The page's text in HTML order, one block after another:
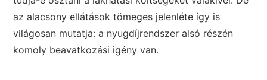
az alacsony ellátások tömeges jelenléte így is
világosan mutatja: a nyugdíjrendszer alsó részén
komoly beavatkozási igény van.